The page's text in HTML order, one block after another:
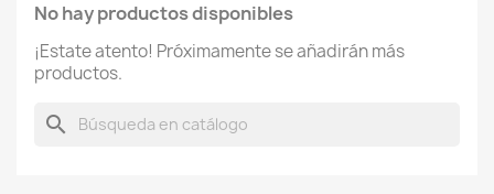
No hay productos disponibles
¡Estate atento! Próximamente se añadirán más
productos.
search